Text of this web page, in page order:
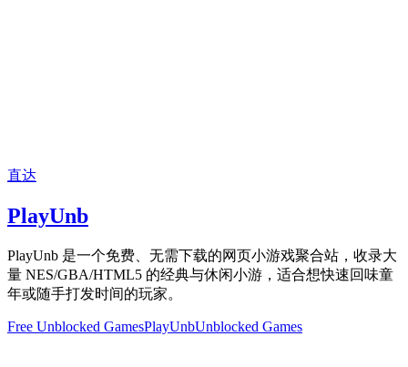
直达
PlayUnb
PlayUnb 是一个免费、无需下载的网页小游戏聚合站，收录大
量 NES/GBA/HTML5 的经典与休闲小游，适合想快速回味童
年或随手打发时间的玩家。
Free Unblocked GamesPlayUnbUnblocked Games